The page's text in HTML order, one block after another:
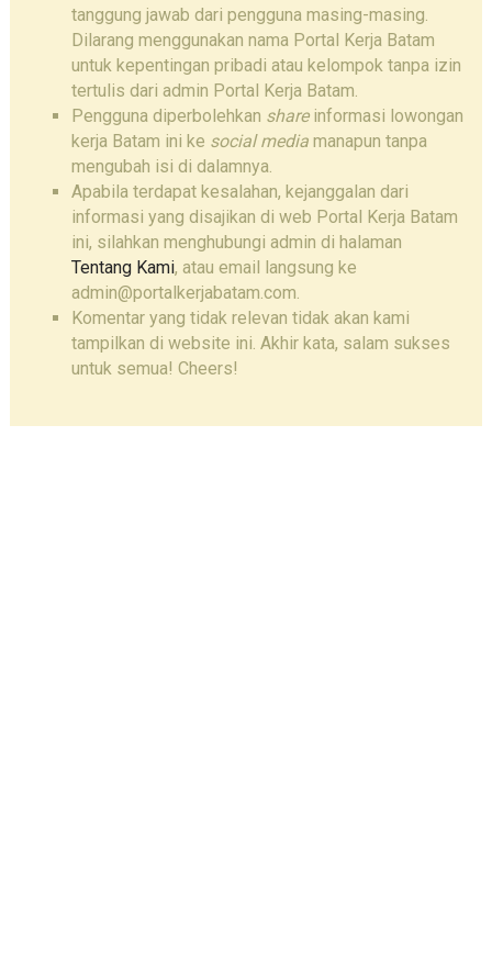
tanggung jawab dari pengguna masing-masing.
Dilarang menggunakan nama Portal Kerja Batam
untuk kepentingan pribadi atau kelompok tanpa izin
tertulis dari admin Portal Kerja Batam.
Pengguna diperbolehkan shareinformasi lowongan
kerja Batam ini ke social mediamanapun tanpa
mengubah isi di dalamnya.
Apabila terdapat kesalahan, kejanggalan dari
informasi yang disajikan di web Portal Kerja Batam
ini, silahkan menghubungi admin di halaman
Tentang Kami, atau email langsung ke
admin@portalkerjabatam.com.
Komentar yang tidak relevan tidak akan kami
tampilkan di website ini. Akhir kata, salam sukses
untuk semua! Cheers!